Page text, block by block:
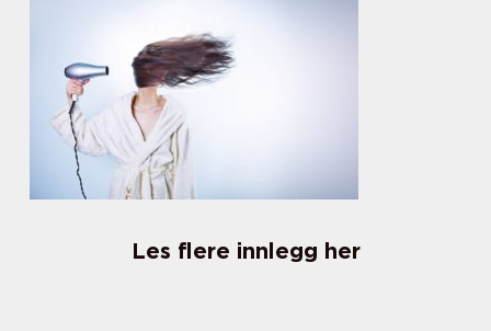
Les flere innlegg her